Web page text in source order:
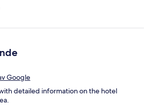
Google
detailed information on the hotel